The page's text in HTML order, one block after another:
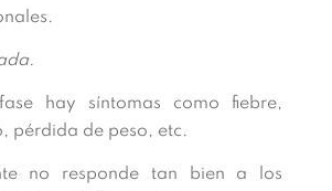
hay síntomas como fiebre,
pérdida de peso, etc.
no responde tan bien a los